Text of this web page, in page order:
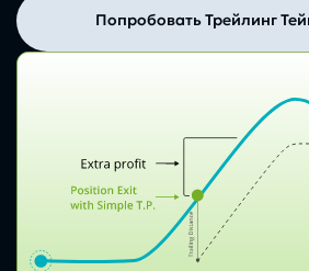
Попробовать Трейлинг